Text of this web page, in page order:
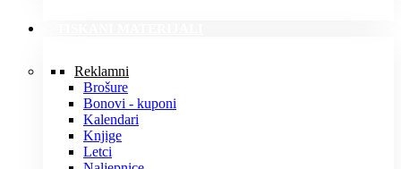
Reklamni
Brošure
Bonovi - kuponi
Kalendari
Knjige
Letci